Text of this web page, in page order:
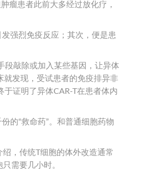
瘤患者此前大多经过放化疗，
强烈免疫反应；其次，便是患
段敲除或加入某些基因，让异体
就发现，受试患者的免疫排异非
证明了异体CAR-T在患者体内
的“救命药”。和普通细胞药物
，传统T细胞的体外改造通常
需要几小时。